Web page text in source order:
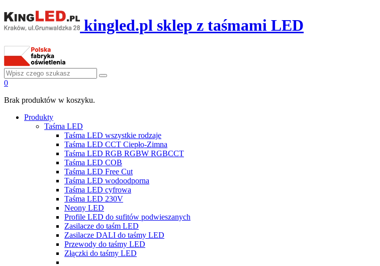
kingled.pl sklep z taśmami LED
0
Brak produktów w koszyku.
Produkty
Taśma LED
Taśma LED wszystkie rodzaje
Taśma LED CCT Ciepło-Zimna
Taśma LED RGB RGBW RGBCCT
Taśma LED COB
Taśma LED Free Cut
Taśma LED wodoodporna
Taśma LED cyfrowa
Taśma LED 230V
Neony LED
Profile LED do sufitów podwieszanych
Zasilacze do taśm LED
Zasilacze DALI do taśmy LED
Przewody do taśmy LED
Złączki do taśmy LED